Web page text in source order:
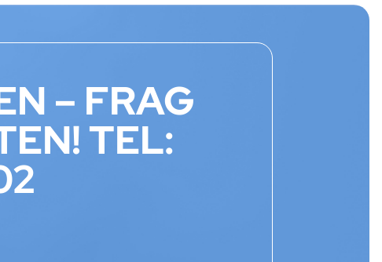
– FRAG
TEL: